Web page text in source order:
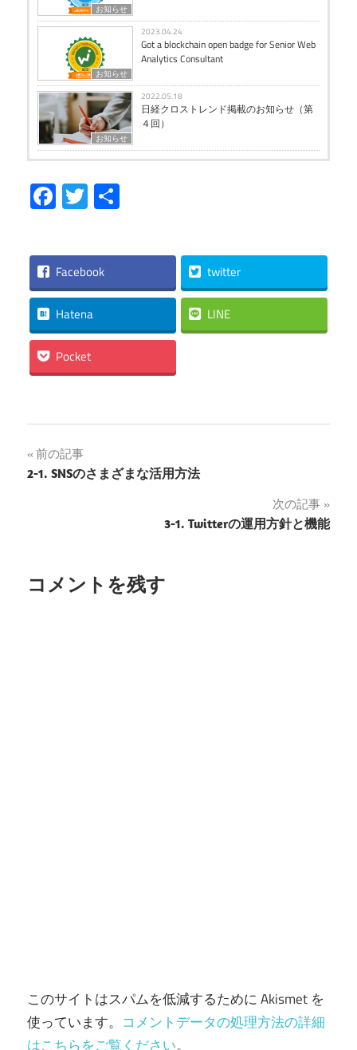
お知らせ
お知らせ
2023.04.24
Got a blockchain open badge for Senior Web
Analytics Consultant
お知らせ
2022.05.18
日経クロストレンド掲載のお知らせ（第
４回）
Facebook
Twitter
Facebook twitter
Hatena LINE
Pocket
投
稿
ゲ
前の記事
2-1. SNSのさまざまな活用方法
次の記事
3-1. Twitterの運用方針と機能
コメントを残す
このサイトはスパムを低減するために Akismet を
使っています。 コメントデータの処理方法の詳細
はこちらをご覧ください。